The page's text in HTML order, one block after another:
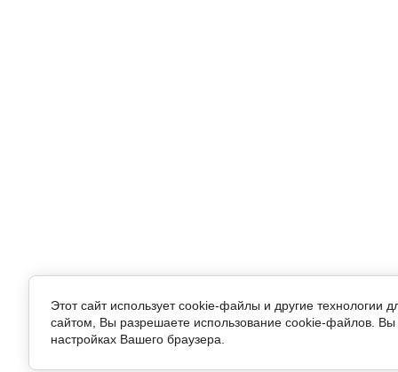
Этот сайт использует cookie-файлы и другие технологии
сайтом, Вы разрешаете использование cookie-файлов.
настройках Вашего браузера.